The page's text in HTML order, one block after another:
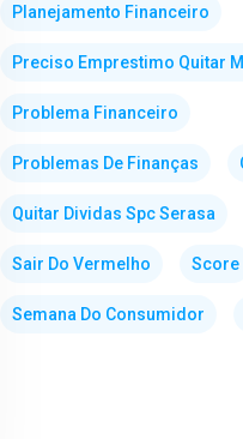
Planejamento Financeiro
Preciso Emprestimo Quitar
Problema Financeiro
Problemas De Finanças
Quitar Dividas Spc Serasa
Sair Do Vermelho Score
Semana Do Consumidor